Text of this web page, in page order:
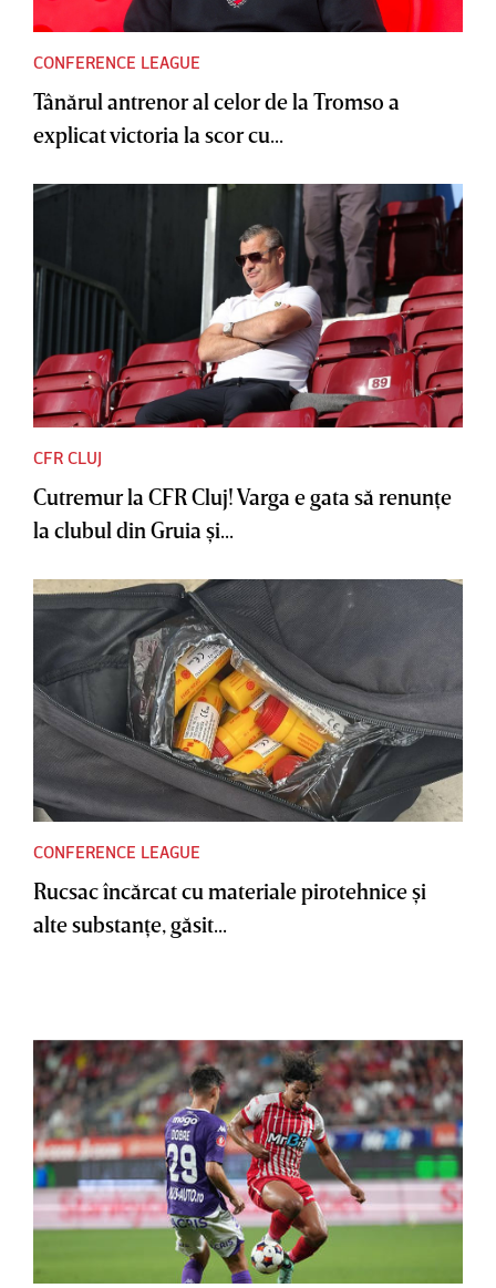
CONFERENCE LEAGUE
Tânărul antrenor al celor de la Tromso a
explicat victoria la scor cu...
CFR CLUJ
Cutremur la CFR Cluj! Varga e gata să renunţe
la clubul din Gruia şi...
CONFERENCE LEAGUE
Rucsac încărcat cu materiale pirotehnice şi
alte substanţe, găsit...